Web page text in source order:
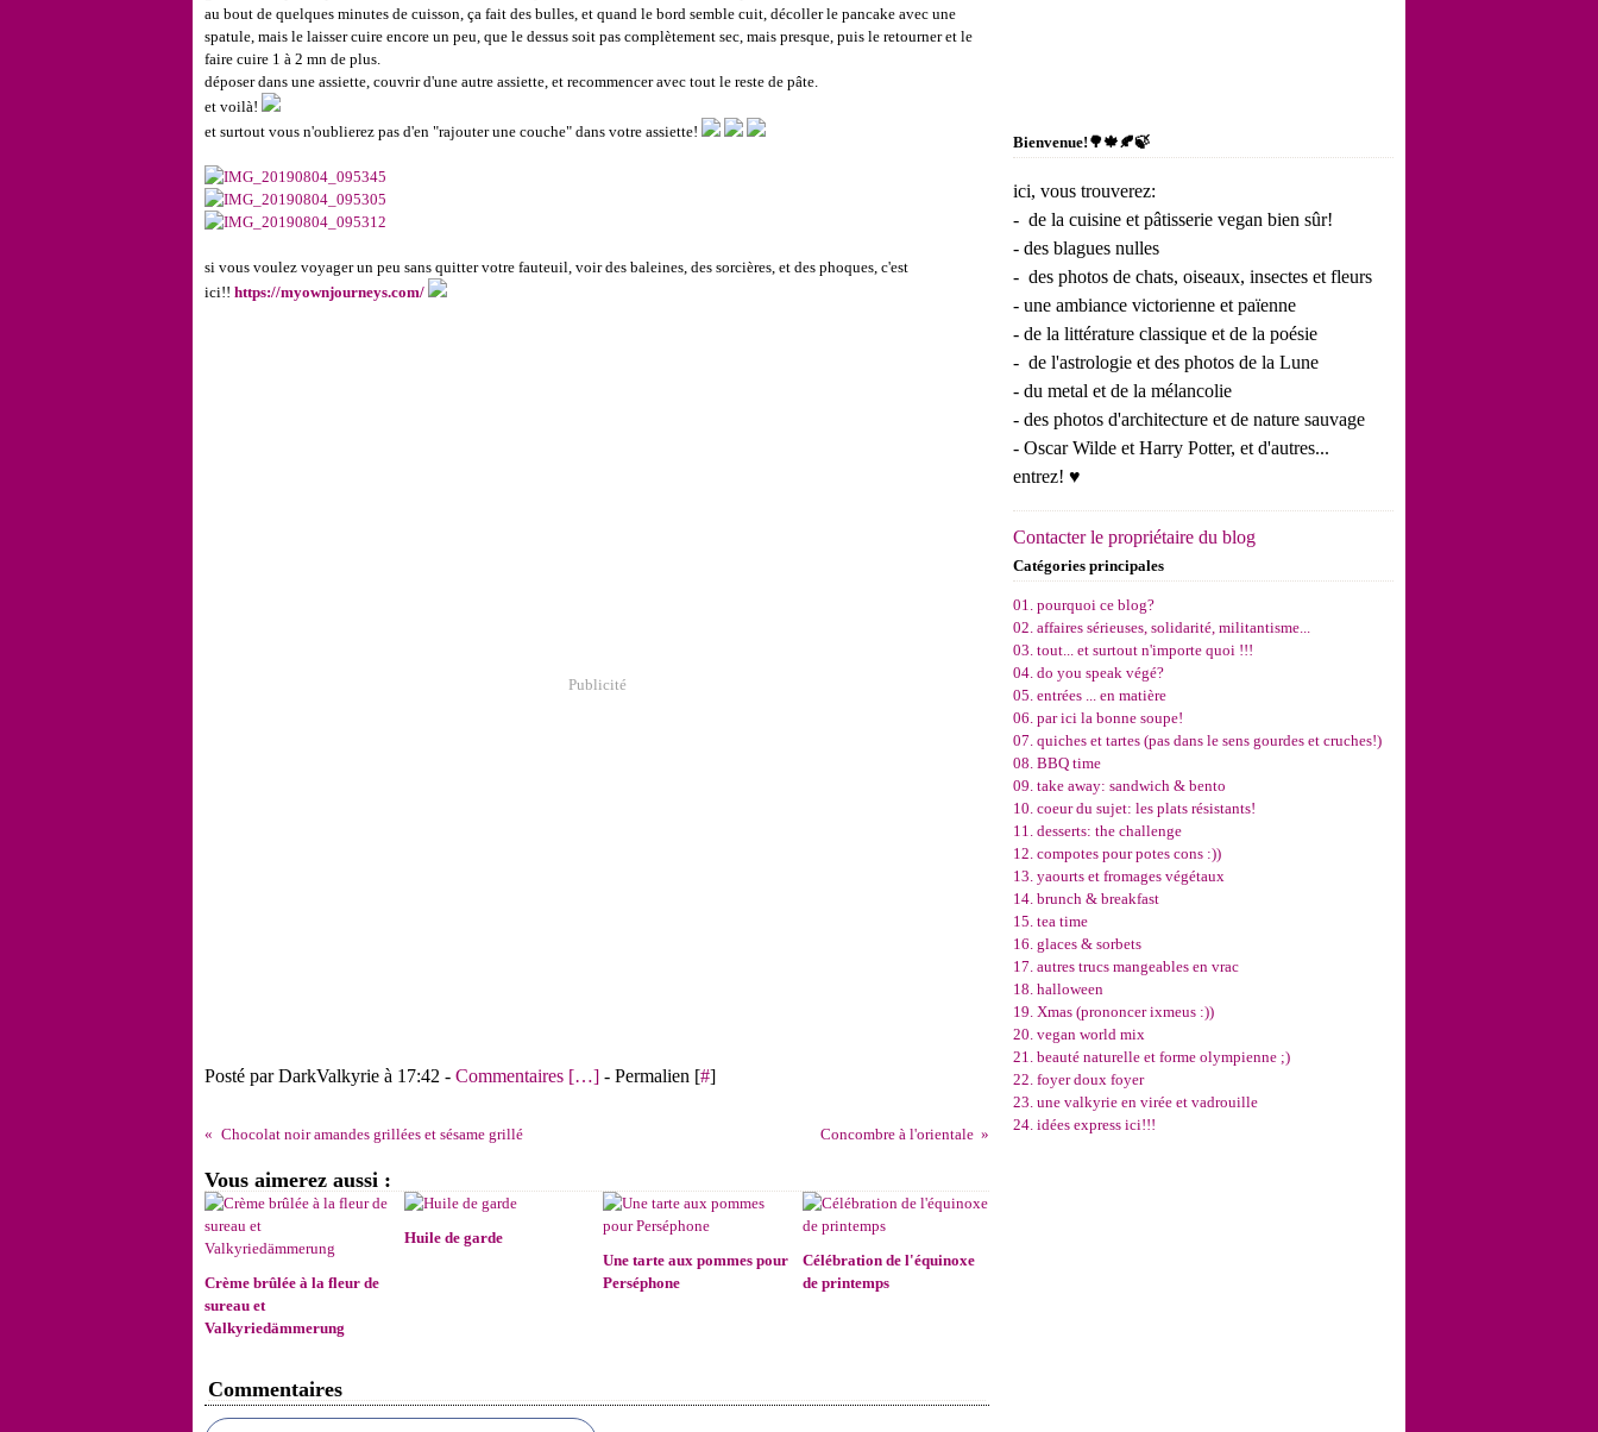
au bout de quelques minutes de cuisson, ça fait des bulles, et quand le bord semble cuit, décoller le pancake avec une
spatule, mais le laisser cuire encore un peu, que le dessus soit pas complètement sec, mais presque, puis le retourner et le
faire cuire 1 à 2 mn de plus.
déposer dans une assiette, couvrir d'une autre assiette, et recommencer avec tout le reste de pâte.
et voilà!
et surtout vous n'oublierez pas d'en "rajouter une couche" dans votre assiette!
si vous voulez voyager un peu sans quitter votre fauteuil, voir des baleines, des sorcières, et des phoques, c'est
ici!! https://myownjourneys.com/
Publicité
Posté par DarkValkyrie à 17:42 - Commentaires […] - Permalien [#]
Chocolat noir amandes grillées et sésame grillé Concombre à l'orientale
Vous aimerez aussi :
Crème brûlée à la fleur de
sureau et
Valkyriedämmerung
Huile de garde
Une tarte aux pommes pour
Perséphone
Célébration de l'équinoxe
de printemps
Commentaires
Bienvenue!🌳🍁🍂🍃
ici, vous trouverez:
- de la cuisine et pâtisserie vegan bien sûr!
- des blagues nulles
- des photos de chats, oiseaux, insectes et fleurs
- une ambiance victorienne et païenne
- de la littérature classique et de la poésie
- de l'astrologie et des photos de la Lune
- du metal et de la mélancolie
- des photos d'architecture et de nature sauvage
- Oscar Wilde et Harry Potter, et d'autres...
entrez! ♥
Contacter le propriétaire du blog
Catégories principales
01. pourquoi ce blog?
02. affaires sérieuses, solidarité, militantisme...
03. tout... et surtout n'importe quoi !!!
04. do you speak végé?
05. entrées ... en matière
06. par ici la bonne soupe!
07. quiches et tartes (pas dans le sens gourdes et cruches!)
08. BBQ time
09. take away: sandwich & bento
10. coeur du sujet: les plats résistants!
11. desserts: the challenge
12. compotes pour potes cons :))
13. yaourts et fromages végétaux
14. brunch & breakfast
15. tea time
16. glaces & sorbets
17. autres trucs mangeables en vrac
18. halloween
19. Xmas (prononcer ixmeus :))
20. vegan world mix
21. beauté naturelle et forme olympienne ;)
22. foyer doux foyer
23. une valkyrie en virée et vadrouille
24. idées express ici!!!